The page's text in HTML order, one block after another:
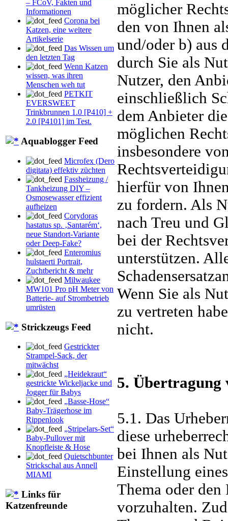
– FCoV, Fakten und
Informationen
Corona bei
Katzen, eine weitere
Artikelserie
Das Wissen um
den letzten Tag
Wenn Katzen
wissen, was ihren
Menschen weh tut
PETKIT
EVERSWEET
Trinkbrunnen 1.0 [P410] +
2.0 [P4101] im Test.
Aquablogger Feed
Microfex (Dero
digitata) effektiv züchten
Fassheizung /
Tankheizung DIY –
Osmosewasser effizient
aufheizen
Corydoras
hastatus sp. ‚Santarém‘,
neue Standort-Variante
oder Deep-Fake?
Enteromius
hulstaerti Portrait,
Zuchtbericht & mehr
Milwaukee
MW101 Pro pH Meter von
Batterie- auf Strombetrieb
umrüsten
Strickzeugs Feed
Gestrickter
Strampel-Sack, der
mitwächst
„Heidekraut“
gestrickte Wickeljacke und
Jogger für Babys
„Basse-Hose“
Baby-Trägerhose im
Rippenlook
„Stripelars-Set“
Baby-Pullover mit
Knopfleiste & Hose
Quietschbunter
Strickschal aus Annell
MIAMI
Links für
Katzenfreunde
möglicher
den von Ihnen
und/oder b) aus
durch Sie als
Nutzer, den
einschließlich
dem Anbieter
möglichen
insbesondere
hierfür von
zu fordern. Als
nach Treu und
bei der
unterstützen.
Wenn Sie als
zu vertreten
nicht.
5. Übertragung
5.1. Das
diese
bei Ihnen als
Einstellung
Thema oder den
vorzuhalten.